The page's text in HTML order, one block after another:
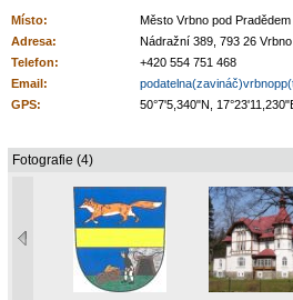
Místo:
Město Vrbno pod Pradědem
Adresa:
Nádražní 389, 793 26
Telefon:
+420 554 751 468
Email:
GPS:
50°7'5,340"N,
Fotografie (4)